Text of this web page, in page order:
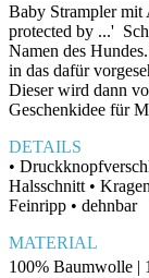
Baby Strampler
protected by ...'
Namen des
in das dafür
Dieser wird dann
Geschenkidee für
DETAILS
•
Halsschnitt •
Feinripp • dehnbar
MATERIAL
100% Baumwolle |